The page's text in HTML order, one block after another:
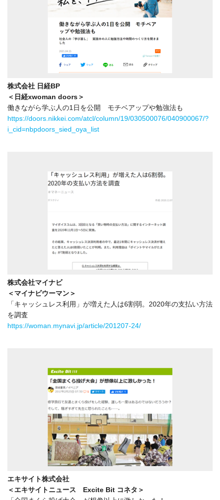
株式会社 日経BP
＜日経xwoman doors＞
働きながら学ぶ人の1日を公開 モチベアップや勉強法も
https://doors.nikkei.com/atcl/column/19/030500076/040900067/?
i_cid=nbpdoors_sied_oya_list
株式会社マイナビ
＜マイナビウーマン＞
「キャッシュレス利用」が増えた人は6割弱。2020年の支払い方法
を調査
https://woman.mynavi.jp/article/201207-24/
エキサイト株式会社
＜エキサイトニュース Excite Bit コネタ＞